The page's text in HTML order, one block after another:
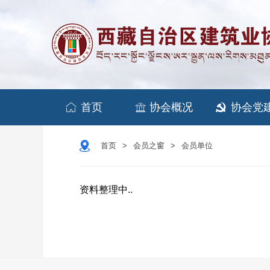
 首页  协会概况  协会党
首页 > 会员之窗 > 会员单位
资料整理中..